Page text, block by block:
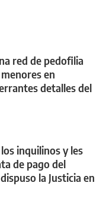
red de pedofilia
en
detalles del
inquilinos y les
de pago del
la Justicia en